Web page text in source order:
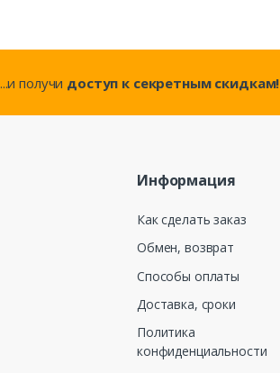
...и получи доступ к секретным скидкам!
Информация
Как сделать заказ
Обмен, возврат
Способы оплаты
Доставка, сроки
Политика
конфиденциальности